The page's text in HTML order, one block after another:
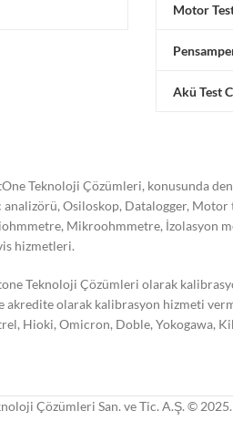
Motor
Akü Test
Teknoloji Çözümleri, konusunda
analizörü, Osiloskop, Datalogger, Motor
Mikroohmmetre, İzolasyon
hizmetleri.
Teknoloji Çözümleri olarak
akredite olarak kalibrasyon hizmeti
Hioki, Omicron, Doble, Yokogawa,
Çözümleri San. ve Tic. A.Ş. © 2025.